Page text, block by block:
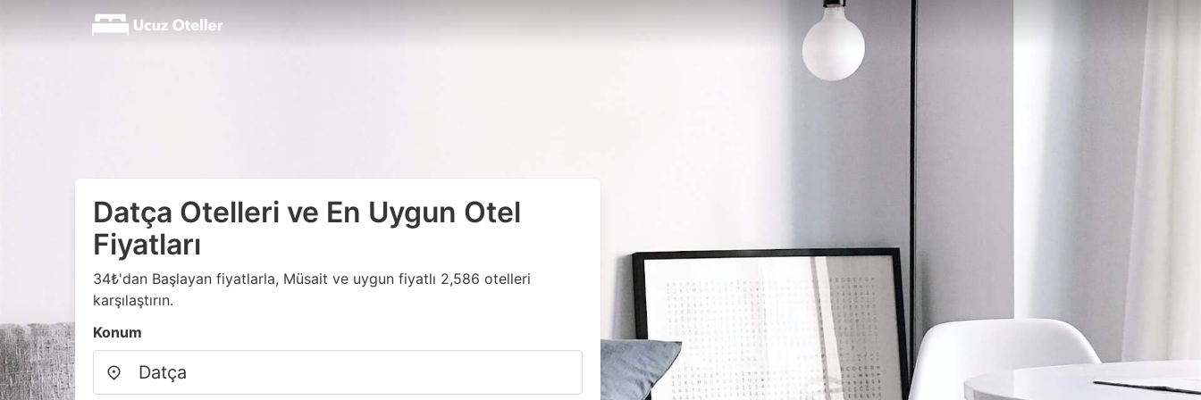
Datça Otelleri ve En Uygun Otel
Fiyatları
34₺'dan Başlayan fiyatlarla, Müsait ve uygun fiyatlı 2,586 otelleri
karşılaştırın.
Konum